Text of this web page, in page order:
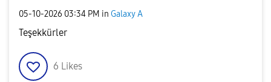
‎05-10-2026 03:34 PM in Galaxy A
Teşekkürler
6 Likes